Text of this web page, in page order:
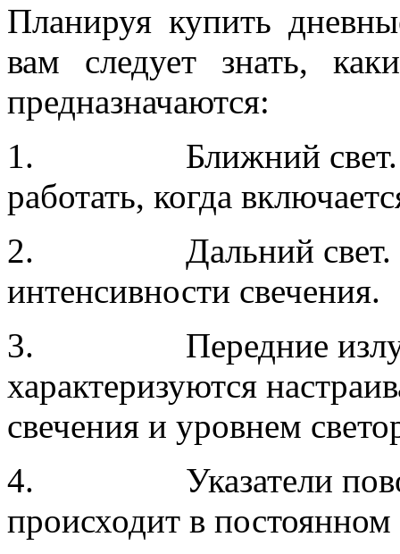
Планируя купить
вам следует знать,
предназначаются:
1. Ближний свет.
работать, когда
2. Дальний свет.
интенсивности свечения.
3. Передние
характеризуются
свечения и уровнем
4. Указатели
происходит в